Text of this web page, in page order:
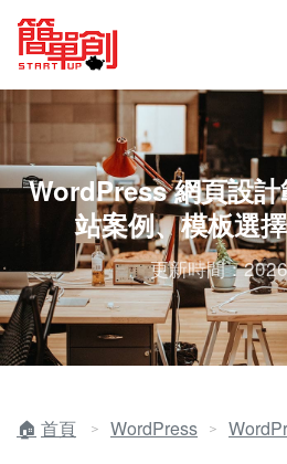
WordPress 網頁設
站案例、模板選
更新時間：
首頁 ＞ WordPress ＞